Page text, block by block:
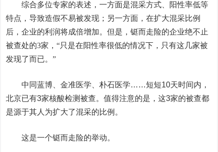
综合多位专家的表述，一方面是混采方式、阳性率低等
特点，导致造假不易被发现；另一方面，在扩大混采比例
后，企业的利润将成倍增加。但是，铤而走险的企业绝不止
被查处的3家，“只是在阳性率很低的情况下，只有这几家被
发现了而已。”
中同蓝博、金准医学、朴石医学……短短10天时间内，
北京已有3家核酸检测被查。值得注意的是，这3家的被查都
是源于其人为扩大了混采的比例。
这是一个铤而走险的举动。